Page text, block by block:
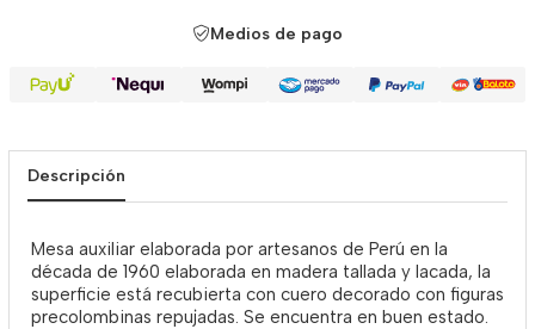
Medios de pago
Descripción
Mesa auxiliar elaborada por artesanos de Perú en la
década de 1960 elaborada en madera tallada y lacada, la
superficie está recubierta con cuero decorado con figuras
precolombinas repujadas. Se encuentra en buen estado.